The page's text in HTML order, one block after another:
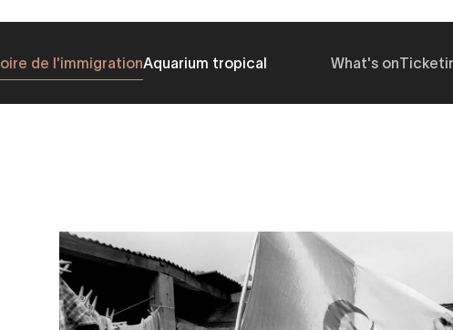
de l'immigrationAquarium tropical What's on